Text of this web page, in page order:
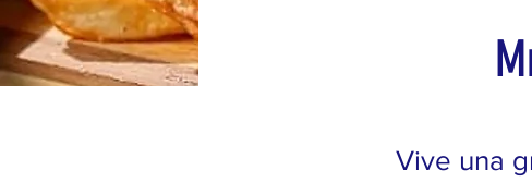
Vive una